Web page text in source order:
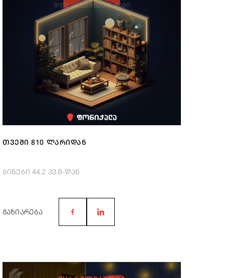
ᲓᲦᲔ ᲡᲐᲐᲗᲘᲬᲣᲗᲘ ᲬᲐᲛᲘ
ᲗᲕᲔᲨᲘ 810 ᲚᲐᲠᲘᲓᲐᲜ
ბინები 44.2 კვ.მ-დან
ᲒᲐᲖᲘᲐᲠᲔᲑᲐ